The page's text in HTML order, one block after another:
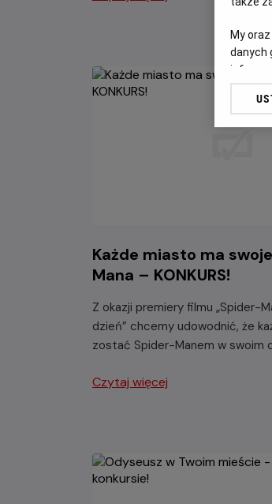
Każde miasto ma
Mana – KONKURS!
Z okazji premiery filmu „Spider-
dzień” chcemy udowodnić, że
zostać Spider-Manem w swoim
Czytaj więcej
My
danych